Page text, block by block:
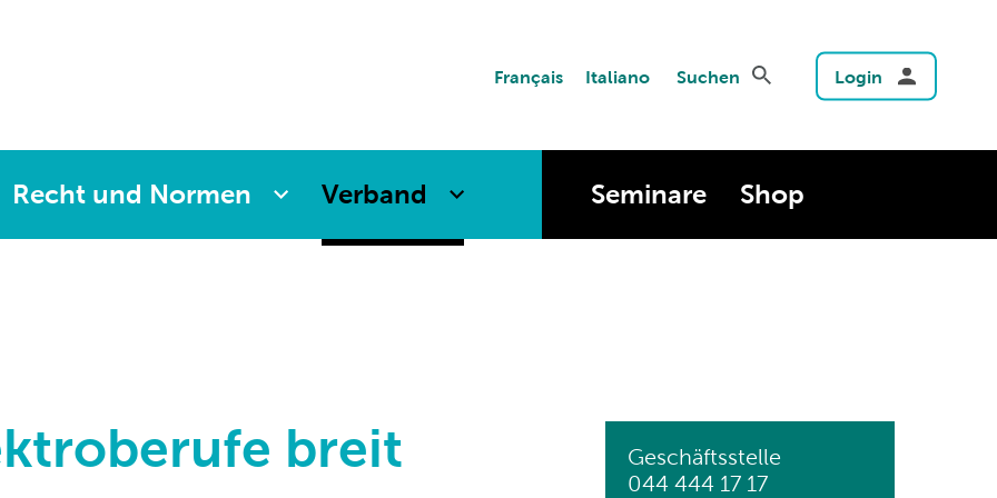
Français Italiano Suchen Login
Recht und Normen Verband Seminare Shop
breit
Geschäftsstelle
044 444 17 17